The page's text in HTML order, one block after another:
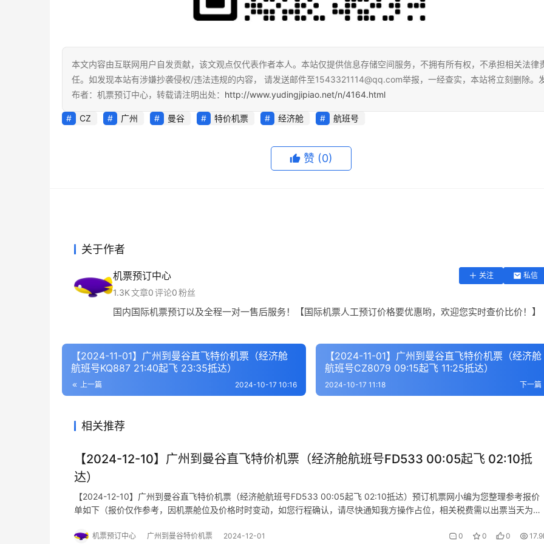
本文内容由互联网用户自发贡献，该文观点仅代表作者本人。本站仅提供信息存储空间服务，不拥有所有权，不承担相关法律
任。如发现本站有涉嫌抄袭侵权/违法违规的内容， 请发送邮件至1543321114@qq.com举报，一经查实，本站将立刻删除。
布者：机票预订中心，转载请注明出处： http://www.yudingjipiao.net/n/4164.html
CZ 广州 曼谷 特价机票 经济舱 航班号
赞 (0)
关于作者
机票预订中心 关注 私信
1.3K文章0评论0粉丝
国内国际机票预订以及全程一对一售后服务！【国际机票人工预订价格要优惠哟，欢迎您实时查价比价！】
【2024-11-01】广州到曼谷直飞特价机票（经济舱
航班号KQ887 21:40起飞 23:35抵达）
上一篇 2024-10-17 10:16
【2024-11-01】广州到曼谷直飞特价机票（经济舱
航班号CZ8079 09:15起飞 11:25抵达）
下一篇
2024-10-17 11:18
相关推荐
【2024-12-10】广州到曼谷直飞特价机票（经济舱航班号FD533 00:05起飞 02:10抵
达）
【2024-12-10】广州到曼谷直飞特价机票（经济舱航班号FD533 00:05起飞 02:10抵达）预订机票网小编为您整理参考报价
单如下（报价仅作参考，因机票舱位及价格时时变动，如您行程确认，请尽快通知我方操作占位，相关税费需以出票当天为
机票预订中心 广州到曼谷特价机票 2024-12-01 0 0 0